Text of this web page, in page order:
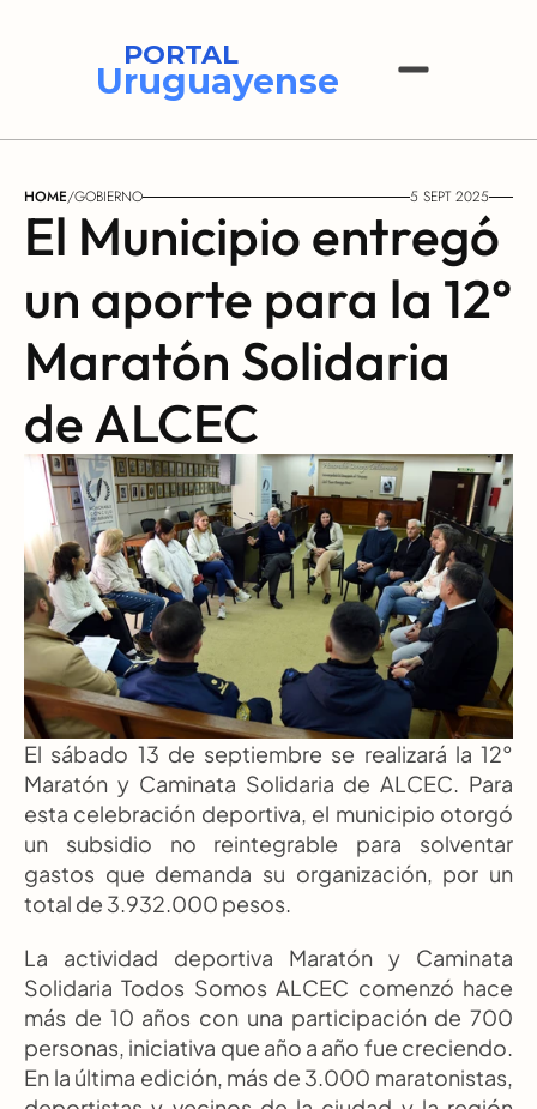
PORTAL
Uruguayense
HOME/GOBIERNO 5 SEPT 2025
El Municipio entregó
un aporte para la 12°
Maratón Solidaria
de ALCEC
El sábado 13 de septiembre se realizará la 12°
Maratón y Caminata Solidaria de ALCEC. Para
esta celebración deportiva, el municipio otorgó
un subsidio no reintegrable para solventar
gastos que demanda su organización, por un
total de 3.932.000 pesos.
La actividad deportiva Maratón y Caminata
Solidaria Todos Somos ALCEC comenzó hace
más de 10 años con una participación de 700
personas, iniciativa que año a año fue creciendo.
En la última edición, más de 3.000 maratonistas,